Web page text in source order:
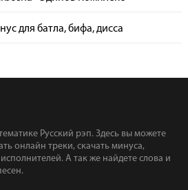
для батла, бифа, дисса
Русский рэп. Здесь вы можете
онлайн треки, скачать минуса,
А так же найдете слова и